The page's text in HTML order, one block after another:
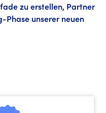
zu erstellen, Partner
Phase unserer neuen